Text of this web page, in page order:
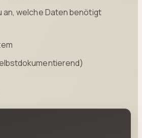
an, welche Daten benötigt